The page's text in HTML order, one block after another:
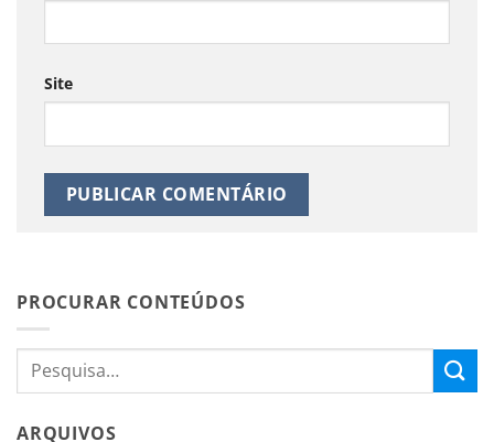
Site
PROCURAR CONTEÚDOS
ARQUIVOS